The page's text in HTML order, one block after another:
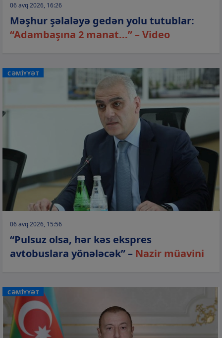
06 avq 2026, 16:26
Məşhur şəlaləyə gedən yolu tutublar:
“Adambaşına 2 manat...” – Video
CƏMİYYƏT
06 avq 2026, 15:56
“Pulsuz olsa, hər kəs ekspres
avtobuslara yönələcək” – Nazir müavini
CƏMİYYƏT